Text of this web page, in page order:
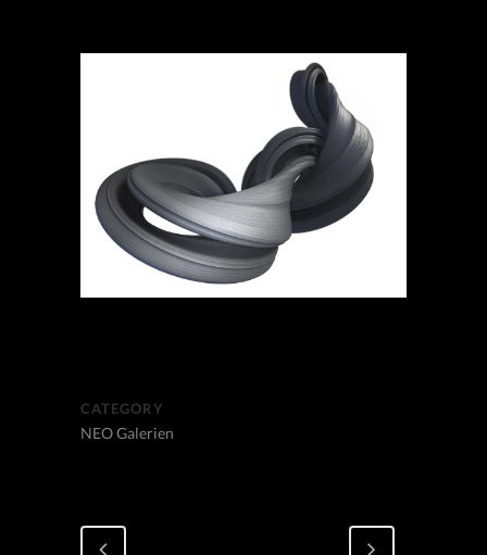
CATEGORY
NEO Galerien